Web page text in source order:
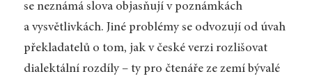
se neznámá slova objasňují v poznámkách
a vysvětlivkách. Jiné problémy se odvozují od úvah
překladatelů o tom, jak v české verzi rozlišovat
dialektální rozdíly – ty pro čtenáře ze zemí bývalé